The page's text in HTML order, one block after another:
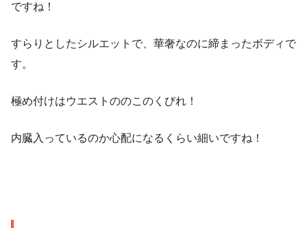
ですね！
すらりとしたシルエットで、華奢なのに締まったボディで
す。
極め付けはウエストののこのくびれ！
内臓入っているのか心配になるくらい細いですね！